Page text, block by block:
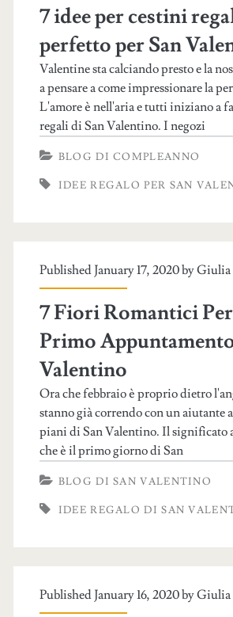
7 idee per cestini
perfetto per San
Valentine sta calciando presto e la
a pensare a come impressionare la
L'amore è nell'aria e tutti iniziano a
regali di San Valentino. I negozi
BLOG DI COMPLEANNO
IDEE REGALO PER SAN
Published January 17, 2020 byGiulia
7 Fiori Romantici
Primo
Valentino
Ora che febbraio è proprio dietro
stanno già correndo con un aiutante
piani di San Valentino. Il significato
che è il primo giorno di San
BLOG DI SAN VALENTINO
IDEE REGALO DI SAN
Published January 16, 2020 byGiulia